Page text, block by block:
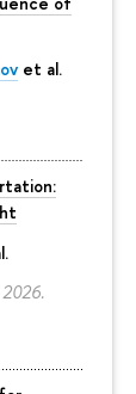
et al.